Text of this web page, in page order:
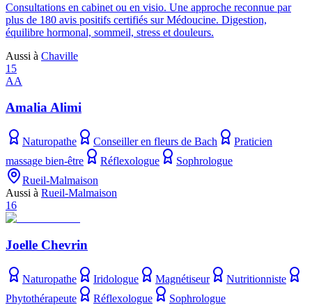
Consultations en cabinet ou en visio. Une approche reconnue par
plus de 180 avis positifs certifiés sur Médoucine. Digestion,
équilibre hormonal, sommeil, stress et douleurs.
Aussi à Chaville
15
AA
Amalia Alimi
Naturopathe Conseiller en fleurs de Bach
Praticien
massage bien-être
Réflexologue
Sophrologue
Rueil-Malmaison
Aussi à Rueil-Malmaison
16
Joelle Chevrin
Naturopathe Iridologue Magnétiseur
Nutritionniste
Phytothérapeute
Réflexologue
Sophrologue